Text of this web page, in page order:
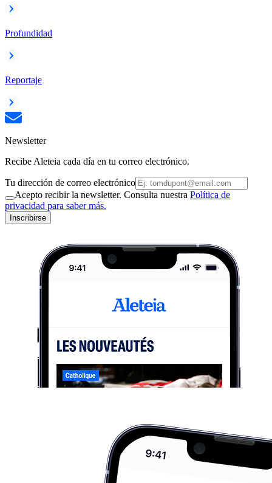
Profundidad
Reportaje
Newsletter
Recibe Aleteia cada día en tu correo electrónico.
Tu dirección de correo electrónico
Acepto recibir la newsletter. Consulta nuestra Política de
privacidad para saber más.
Inscribirse